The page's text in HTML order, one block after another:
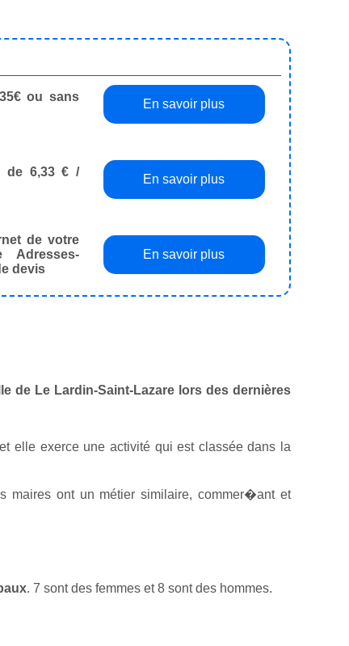
ou sans
En savoir plus
de 6,33 € /
En savoir plus
de votre
devis
En savoir plus
de Le Lardin-Saint-Lazare lors des dernières
elle exerce une activité qui est classée dans la
maires ont un métier similaire, commer�ant et
. 7 sont des femmes et 8 sont des hommes.